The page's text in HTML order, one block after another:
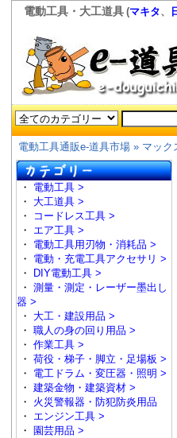
電動工具・大工道具 (マキタ、
電動工具通販e-道具市場 » マック
・ 電動工具 >
・ 大工道具 >
・
コードレス工具 >
・ エア工具 >
・ 電動工具用刃物・消耗品 >
・ 電動・充電工具アクセサリ >
・
DIY電動工具 >
・ 測量・測定・レーザー墨出し
器 >
・ 大工・建設用品 >
・ 職人の身の回り用品 >
・ 作業工具 >
・ 荷役・梯子・脚立・足場板 >
・ 電工ドラム・変圧器・照明 >
・ 建築金物・建築資材 >
・ 火災警報器・防犯防炎用品
・ エンジン工具 >
・ 園芸用品 >